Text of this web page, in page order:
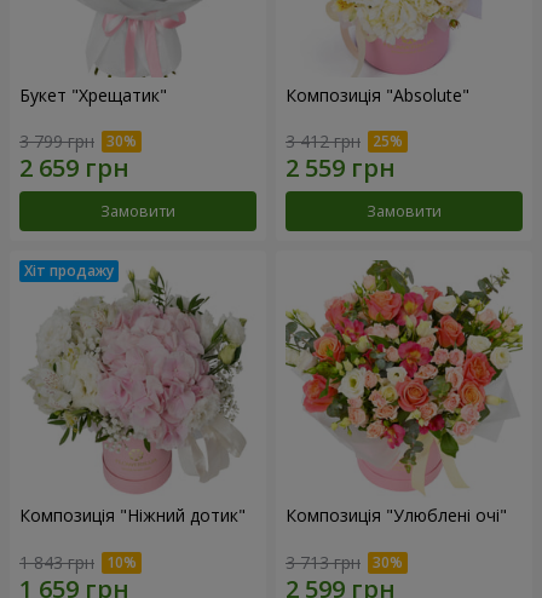
Букет "Хрещатик"
3 799 грн
Замовити
Композиція "Absolute"
3 412 грн
Замовити
Композиція "Ніжний дотик"
1 843 грн
Композиція "Улюблені очі"
3 713 грн